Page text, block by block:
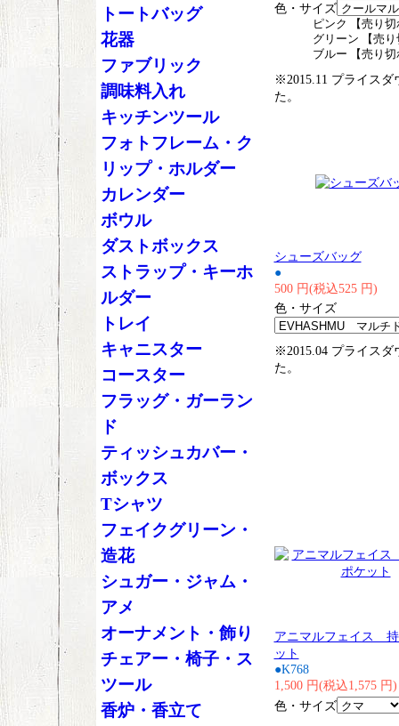
色・サイズ
ピンク 【売り切
グリーン 【売り
ブルー 【売り切
※2015.11 プライスダ
た。
シューズバッグ
●
500 円(税込525 円)
色・サイズ
※2015.04 プライスダ
た。
アニマルフェイス
ット
●K768
1,500 円(税込1,575 円)
色・サイズ
トートバッグ
花器
ファブリック
調味料入れ
キッチンツール
フォトフレーム・ク
リップ・ホルダー
カレンダー
ボウル
ダストボックス
ストラップ・キーホ
ルダー
トレイ
キャニスター
コースター
フラッグ・ガーラン
ド
ティッシュカバー・
ボックス
Tシャツ
フェイクグリーン・
造花
シュガー・ジャム・
アメ
オーナメント・飾り
チェアー・椅子・ス
ツール
香炉・香立て